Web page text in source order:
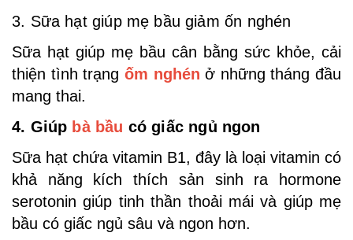
3. Sữa hạt giúp mẹ bầu giảm ốn nghén
Sữa hạt giúp mẹ bầu cân bằng sức khỏe, cải
thiện tình trạng ốm nghénở những tháng đầu
mang thai.
4. Giúp bà bầu có giấc ngủ ngon
Sữa hạt chứa vitamin B1, đây là loại vitamin có
khả năng kích thích sản sinh ra hormone
serotonin giúp tinh thần thoải mái và giúp mẹ
bầu có giấc ngủ sâu và ngon hơn.